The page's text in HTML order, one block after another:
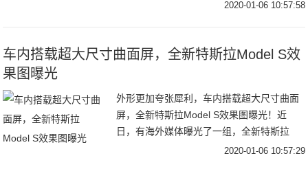
2020-01-06 10:57:58
车内搭载超大尺寸曲面屏，全新特斯拉Model S效
果图曝光
外形更加夸张犀利，车内搭载超大尺寸曲面
屏，全新特斯拉Model S效果图曝光！近
日，有海外媒体曝光了一组，全新特斯拉
Model S效果图，新车采用最新设计风格，
2020-01-06 10:57:29